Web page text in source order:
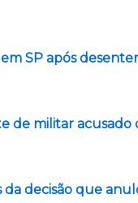
SP após
de militar acusado
decisão que